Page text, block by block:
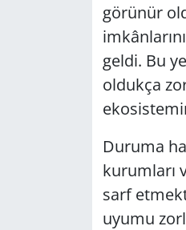
görünür
geldi. Bu
oldukça
Duruma
kurumları
sarf
uyumu
MAGAZİN
POLİTİKA
RESMİ İLANLAR